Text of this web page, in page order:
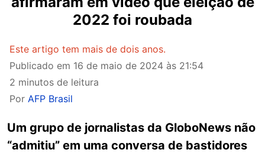
2022 foi roubada
Este artigo tem mais de dois anos.
Publicado em 16 de maio de 2024 às 21:54
2 minutos de leitura
Por AFP Brasil
Um grupo de jornalistas da GloboNews não
“admitiu” em uma conversa de bastidores